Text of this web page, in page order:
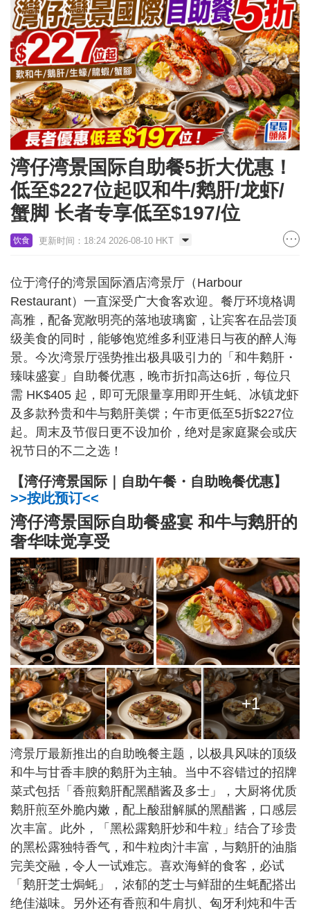
湾仔湾景国际自助餐5折大优惠！
低至$227位起叹和牛/鹅肝/龙虾/
蟹脚 长者专享低至$197/位
饮食 更新时间：18:24 2026-08-10 HKT
位于湾仔的湾景国际酒店湾景厅（Harbour
Restaurant）一直深受广大食客欢迎。餐厅环境格调
高雅，配备宽敞明亮的落地玻璃窗，让宾客在品尝顶
级美食的同时，能够饱览维多利亚港日与夜的醉人海
景。今次湾景厅强势推出极具吸引力的「和牛鹅肝・
臻味盛宴」自助餐优惠，晚市折扣高达6折，每位只
需 HK$405 起，即可无限量享用即开生蚝、冰镇龙虾
及多款矜贵和牛与鹅肝美馔；午市更低至5折$227位
起。周末及节假日更不设加价，绝对是家庭聚会或庆
祝节日的不二之选！
【湾仔湾景国际｜自助午餐・自助晚餐优惠】
>>按此预订<<
湾仔湾景国际自助餐盛宴 和牛与鹅肝的
奢华味觉享受
+1
湾景厅最新推出的自助晚餐主题，以极具风味的顶级
和牛与甘香丰腴的鹅肝为主轴。当中不容错过的招牌
菜式包括「香煎鹅肝配黑醋酱及多士」，大厨将优质
鹅肝煎至外脆内嫩，配上酸甜解腻的黑醋酱，口感层
次丰富。此外，「黑松露鹅肝炒和牛粒」结合了珍贵
的黑松露独特香气，和牛粒肉汁丰富，与鹅肝的油脂
完美交融，令人一试难忘。喜欢海鲜的食客，必试
「鹅肝芝士焗蚝」，浓郁的芝士与鲜甜的生蚝配搭出
绝佳滋味。另外还有香煎和牛肩扒、匈牙利炖和牛舌